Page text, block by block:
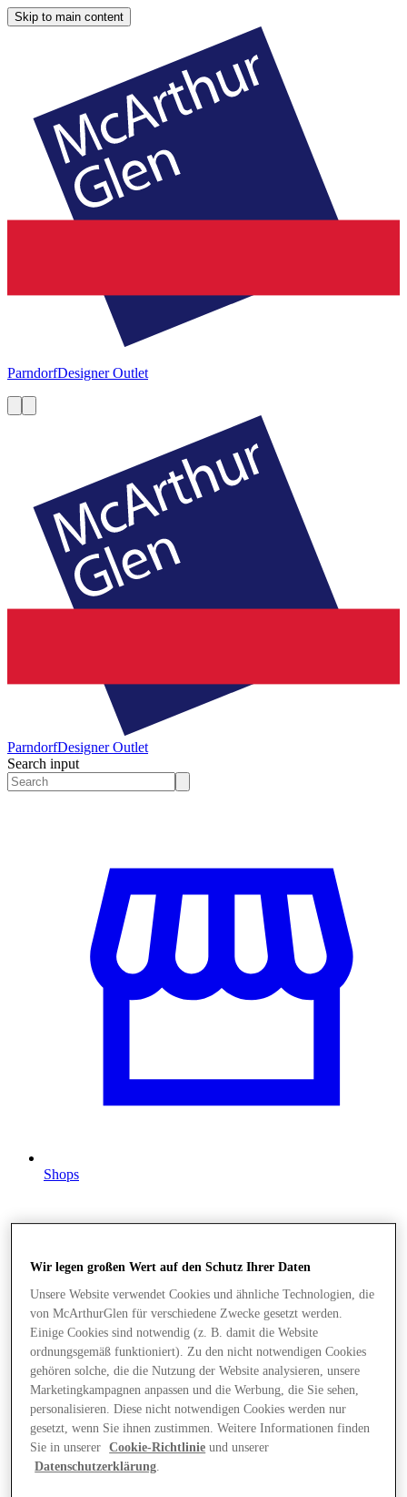
Skip to main content
ParndorfDesigner Outlet
ParndorfDesigner Outlet
Search input
Shops
Wir legen großen Wert auf den Schutz Ihrer Daten
Unsere Website verwendet Cookies und ähnliche Technologien, die
von McArthurGlen für verschiedene Zwecke gesetzt werden.
Einige Cookies sind notwendig (z. B. damit die Website
ordnungsgemäß funktioniert). Zu den nicht notwendigen Cookies
gehören solche, die die Nutzung der Website analysieren, unsere
Marketingkampagnen anpassen und die Werbung, die Sie sehen,
personalisieren. Diese nicht notwendigen Cookies werden nur
gesetzt, wenn Sie ihnen zustimmen. Weitere Informationen finden
Sie in unserer
Cookie-Richtlinie und unserer
Datenschutzerklärung.